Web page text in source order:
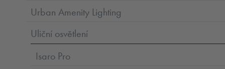
Urban Amenity Lighting
Uliční osvětlení
Isaro Pro